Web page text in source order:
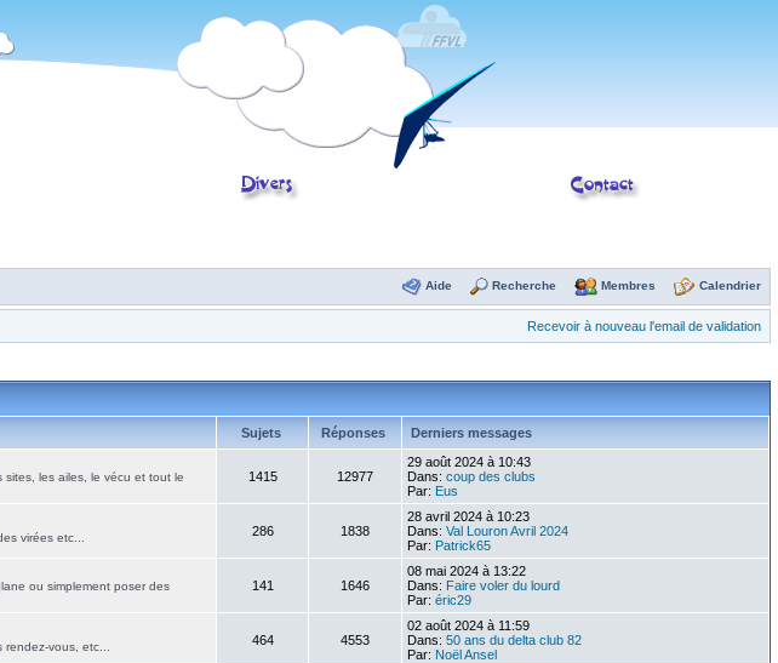
Aide Recherche Membres Calendrier
Recevoir à nouveau l'email de validation
Sujets Réponses Derniers messages
les ailes, le vécu et tout le
1415 12977
29 août 2024 à 10:43
Dans: coup des clubs
Par: Eus
virées etc... 286 1838
28 avril 2024 à 10:23
Dans: Val Louron Avril 2024
Par: Patrick65
ou simplement poser des
141 1646
08 mai 2024 à 13:22
Dans: Faire voler du lourd
Par: éric29
vous, etc... 464 4553
02 août 2024 à 11:59
Dans: 50 ans du delta club 82
Par: Noël Ansel